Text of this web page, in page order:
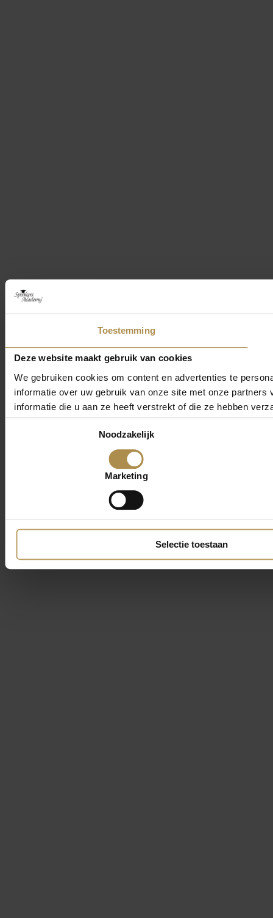
Toestemming
Deze website maakt gebruik van cookies
We gebruiken cookies om content en advertenties te
informatie over uw gebruik van onze site met onze
informatie die u aan ze heeft verstrekt of die ze hebben
Noodzakelijk
Marketing
Selectie toestaan